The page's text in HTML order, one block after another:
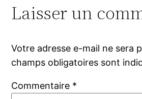
Laisser un
Votre adresse e-mail ne sera
champs obligatoires sont
Commentaire *